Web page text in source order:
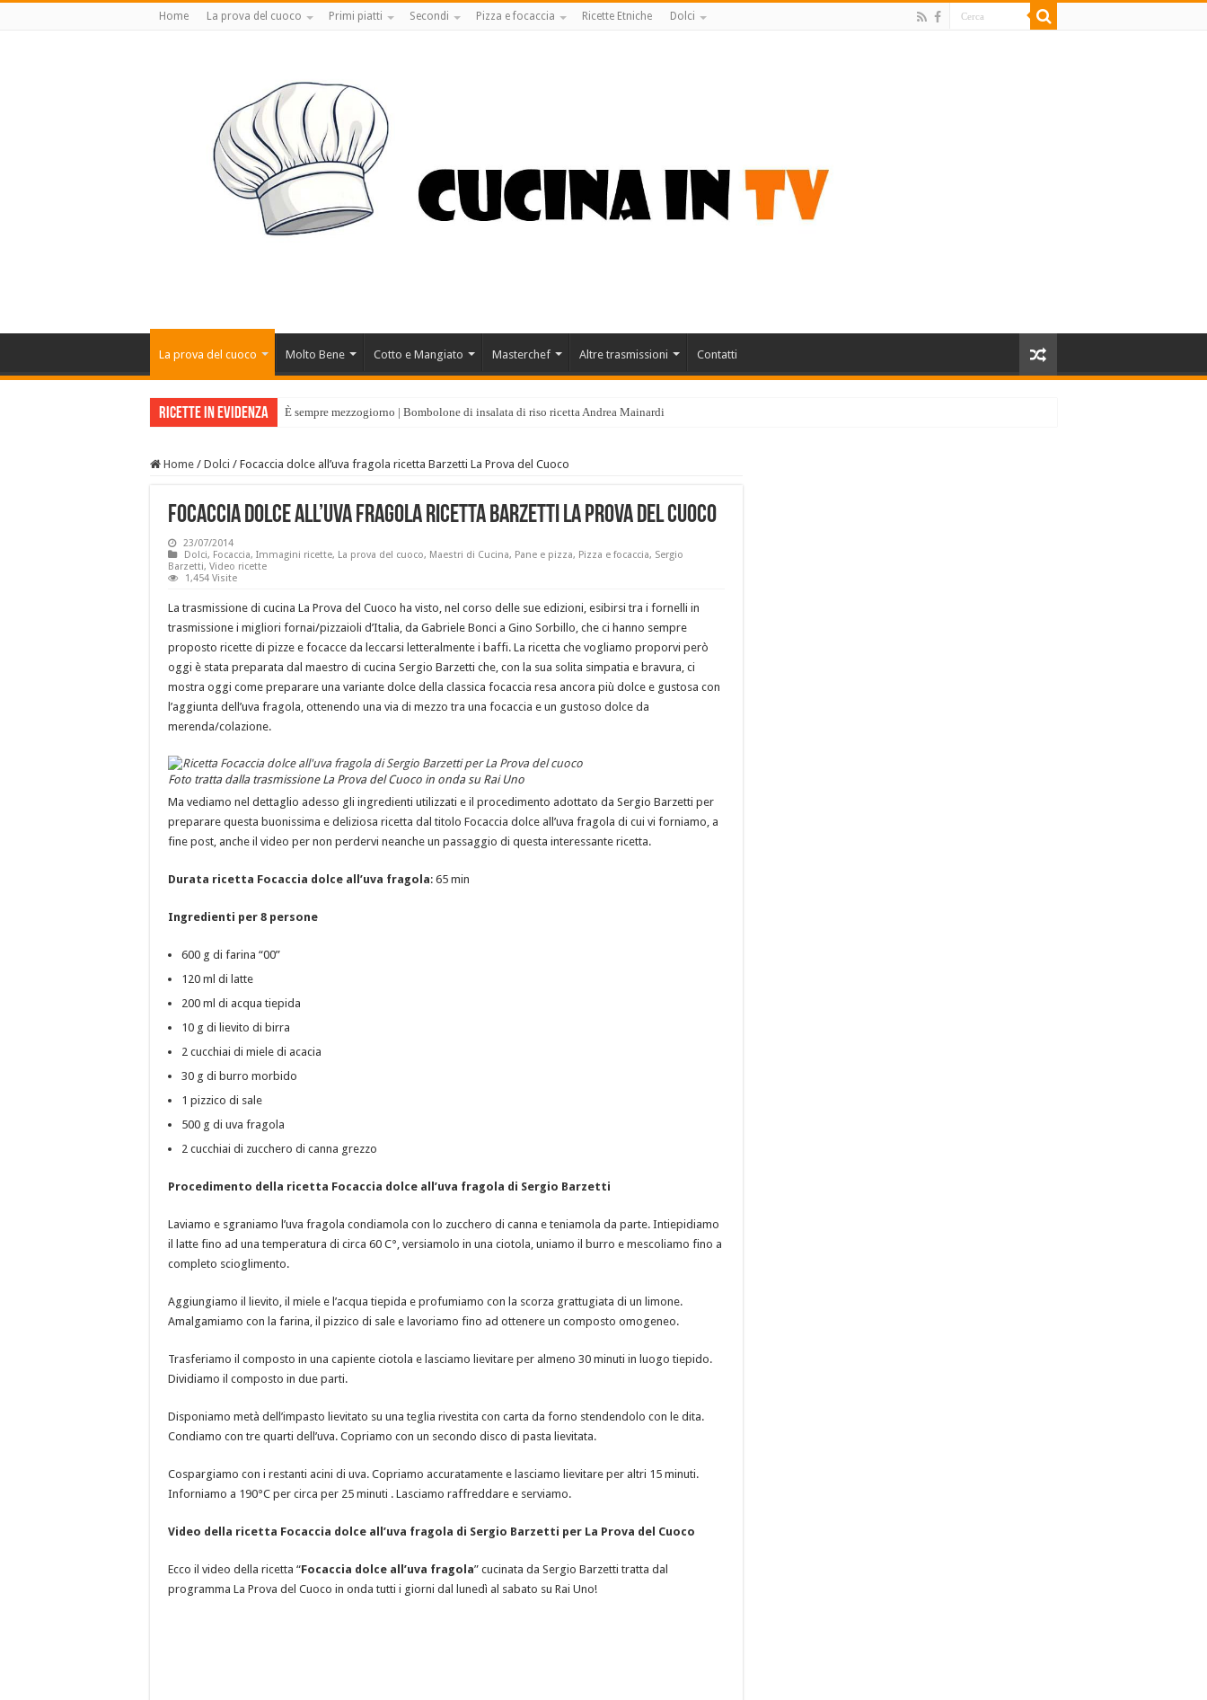
Home La prova del cuoco Primi piatti Secondi Pizza e focaccia Ricette Etniche Dolci
La prova del cuoco Molto Bene Cotto e Mangiato Masterchef Altre trasmissioni Contatti
Ricette in evidenza È sempre mezzogiorno | Bombolone di insalata di riso ricetta Andrea Mainardi
Home / Dolci / Focaccia dolce all’uva fragola ricetta Barzetti La Prova del Cuoco
Focaccia dolce all’uva fragola ricetta Barzetti La Prova del Cuoco
23/07/2014
Dolci, Focaccia, Immagini ricette, La prova del cuoco, Maestri di Cucina, Pane e pizza, Pizza e focaccia, Sergio
Barzetti, Video ricette
1,454 Visite
La trasmissione di cucina La Prova del Cuoco ha visto, nel corso delle sue edizioni, esibirsi tra i fornelli in
trasmissione i migliori fornai/pizzaioli d’Italia, da Gabriele Bonci a Gino Sorbillo, che ci hanno sempre
proposto ricette di pizze e focacce da leccarsi letteralmente i baffi. La ricetta che vogliamo proporvi però
oggi è stata preparata dal maestro di cucina Sergio Barzetti che, con la sua solita simpatia e bravura, ci
mostra oggi come preparare una variante dolce della classica focaccia resa ancora più dolce e gustosa con
l’aggiunta dell’uva fragola, ottenendo una via di mezzo tra una focaccia e un gustoso dolce da
merenda/colazione.
Foto tratta dalla trasmissione La Prova del Cuoco in onda su Rai Uno
Ma vediamo nel dettaglio adesso gli ingredienti utilizzati e il procedimento adottato da Sergio Barzetti per
preparare questa buonissima e deliziosa ricetta dal titolo Focaccia dolce all’uva fragola di cui vi forniamo, a
fine post, anche il video per non perdervi neanche un passaggio di questa interessante ricetta.
Durata ricetta Focaccia dolce all’uva fragola: 65 min
Ingredienti per 8 persone
600 g di farina “00”
120 ml di latte
200 ml di acqua tiepida
10 g di lievito di birra
2 cucchiai di miele di acacia
30 g di burro morbido
1 pizzico di sale
500 g di uva fragola
2 cucchiai di zucchero di canna grezzo
Procedimento della ricetta Focaccia dolce all’uva fragola di Sergio Barzetti
Laviamo e sgraniamo l’uva fragola condiamola con lo zucchero di canna e teniamola da parte. Intiepidiamo
il latte fino ad una temperatura di circa 60 C°, versiamolo in una ciotola, uniamo il burro e mescoliamo fino a
completo scioglimento.
Aggiungiamo il lievito, il miele e l’acqua tiepida e profumiamo con la scorza grattugiata di un limone.
Amalgamiamo con la farina, il pizzico di sale e lavoriamo fino ad ottenere un composto omogeneo.
Trasferiamo il composto in una capiente ciotola e lasciamo lievitare per almeno 30 minuti in luogo tiepido.
Dividiamo il composto in due parti.
Disponiamo metà dell’impasto lievitato su una teglia rivestita con carta da forno stendendolo con le dita.
Condiamo con tre quarti dell’uva. Copriamo con un secondo disco di pasta lievitata.
Cospargiamo con i restanti acini di uva. Copriamo accuratamente e lasciamo lievitare per altri 15 minuti.
Inforniamo a 190°C per circa per 25 minuti . Lasciamo raffreddare e serviamo.
Video della ricetta Focaccia dolce all’uva fragola di Sergio Barzetti per La Prova del Cuoco
Ecco il video della ricetta “Focaccia dolce all’uva fragola” cucinata da Sergio Barzetti tratta dal
programma La Prova del Cuoco in onda tutti i giorni dal lunedì al sabato su Rai Uno!